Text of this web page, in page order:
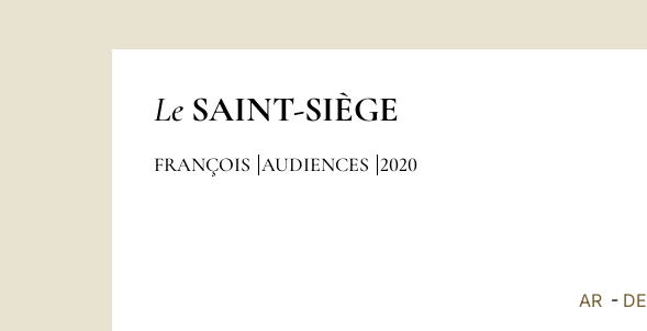
Le SAINT-SIÈGE
FRANÇOIS AUDIENCES 2020
AR - DE